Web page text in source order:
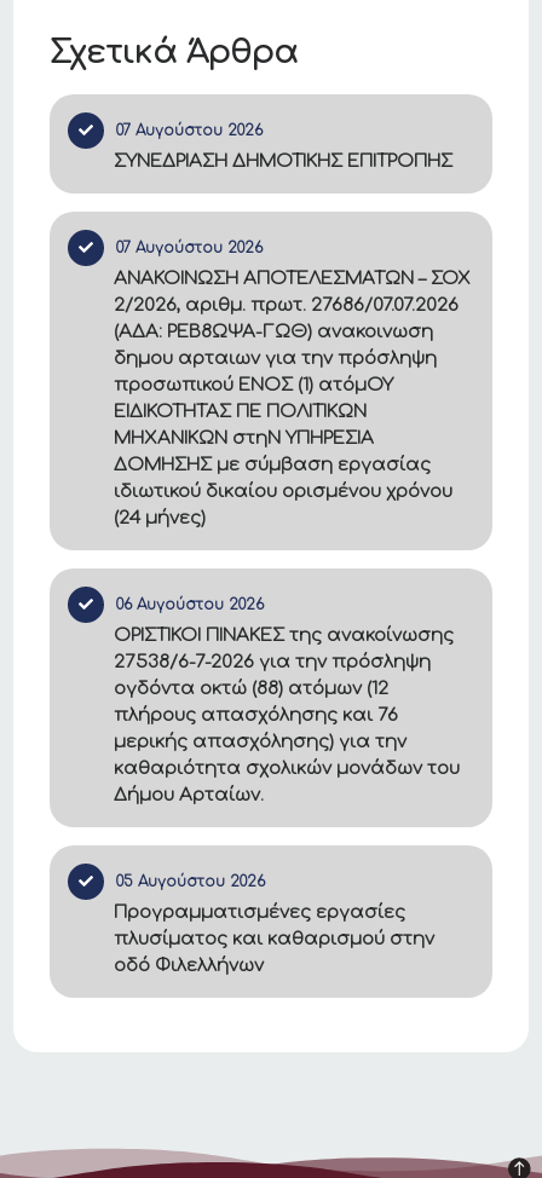
Σχετικά Άρθρα
07 Αυγούστου 2026
ΣΥΝΕΔΡΙΑΣΗ ΔΗΜΟΤΙΚΗΣ ΕΠΙΤΡΟΠΗΣ
07 Αυγούστου 2026
ΑΝΑΚΟΙΝΩΣΗ ΑΠΟΤΕΛΕΣΜΑΤΩΝ – ΣΟΧ
2/2026, αριθμ. πρωτ. 27686/07.07.2026
(ΑΔΑ: ΡΕΒ8ΩΨΑ-ΓΩΘ) ανακοινωση
δημου αρταιων για την πρόσληψη
προσωπικού ΕΝΟΣ (1) ατόμΟΥ
ΕΙΔΙΚΟΤΗΤΑΣ ΠΕ ΠΟΛΙΤΙΚΩΝ
ΜΗΧΑΝΙΚΩΝ στηΝ ΥΠΗΡΕΣΙΑ
ΔΟΜΗΣΗΣ με σύμβαση εργασίας
ιδιωτικού δικαίου ορισμένου χρόνου
(24 μήνες)
06 Αυγούστου 2026
ΟΡΙΣΤΙΚΟΙ ΠΙΝΑΚΕΣ της ανακοίνωσης
27538/6-7-2026 για την πρόσληψη
ογδόντα οκτώ (88) ατόμων (12
πλήρους απασχόλησης και 76
μερικής απασχόλησης) για την
καθαριότητα σχολικών μονάδων του
Δήμου Αρταίων.
05 Αυγούστου 2026
Προγραμματισμένες εργασίες
πλυσίματος και καθαρισμού στην
οδό Φιλελλήνων